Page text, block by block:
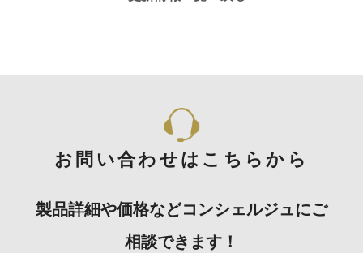
お問い合わせはこちらから
製品詳細や価格などコンシェルジュにご
相談できます！